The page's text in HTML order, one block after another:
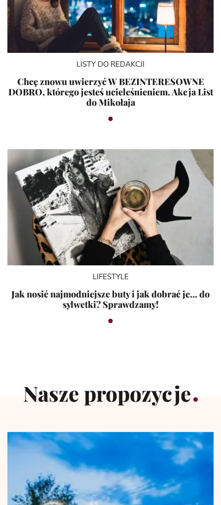
LISTY DO REDAKCJI
Chcę znowu uwierzyć W BEZINTERESOWNE
DOBRO, którego jesteś ucieleśnieniem. Akcja List
do Mikołaja
LIFESTYLE
Jak nosić najmodniejsze buty i jak dobrać je… do
sylwetki? Sprawdzamy!
Nasze propozycje